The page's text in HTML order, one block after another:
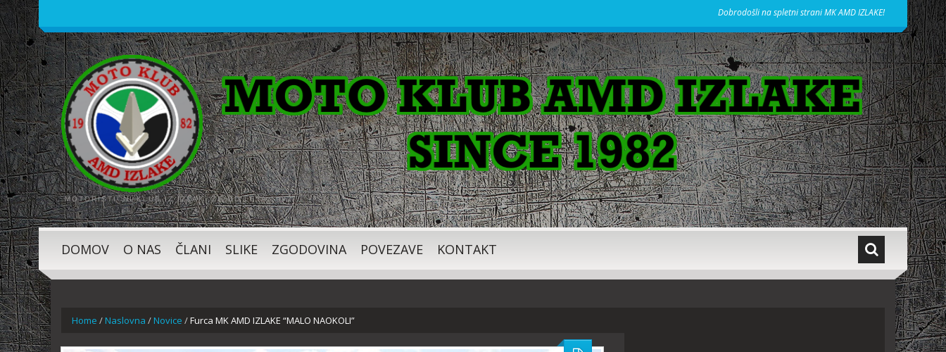
Dobrodošli na spletni strani MK AMD IZLAKE!
MOTORISTIČNI KLUB IZ IZLAK, ŽE OD LETA 1982
DOMOV O NAS ČLANI SLIKE ZGODOVINA POVEZAVE KONTAKT
Home /Naslovna /Novice /Furca MK AMD IZLAKE “MALO NAOKOLI”